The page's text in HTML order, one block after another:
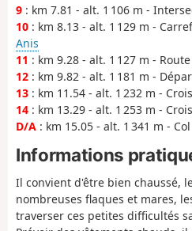
9 : km 7.81 - alt. 1 106 m -
10 : km 8.13 - alt. 1 129 m -
Anis
11 : km 9.28 - alt. 1 127 m -
12 : km 9.82 - alt. 1 181 m -
13 : km 11.54 - alt. 1 232 m -
14 : km 13.29 - alt. 1 253 m -
D/A : km 15.05 - alt. 1 341 m -
Informations
Il convient d'être bien chaussé,
nombreuses flaques et mares,
traverser ces petites difficultés